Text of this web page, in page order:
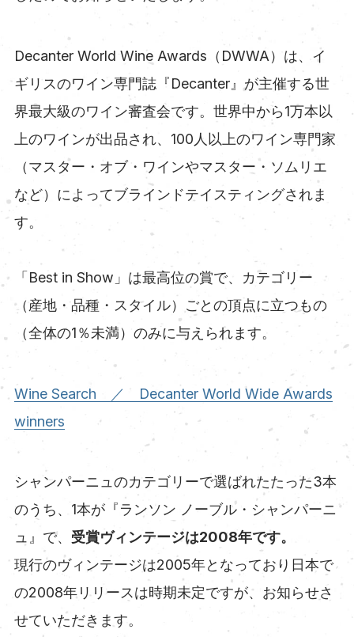
Decanter World Wine Awards（DWWA）は、イ
ギリスのワイン専門誌『Decanter』が主催する世
界最大級のワイン審査会です。世界中から1万本以
上のワインが出品され、100人以上のワイン専門家
（マスター・オブ・ワインやマスター・ソムリエ
など）によってブラインドテイスティングされま
す。
「Best in Show」は最高位の賞で、カテゴリー
（産地・品種・スタイル）ごとの頂点に立つもの
（全体の1％未満）のみに与えられます。
Wine Search ／ Decanter World Wide Awards
winners
シャンパーニュのカテゴリーで選ばれたたった3本
のうち、1本が『ランソン ノーブル・シャンパーニ
ュ』で、 受賞ヴィンテージは2008年です。
現行のヴィンテージは2005年となっており日本で
の2008年リリースは時期未定ですが、お知らせさ
せていただきます。